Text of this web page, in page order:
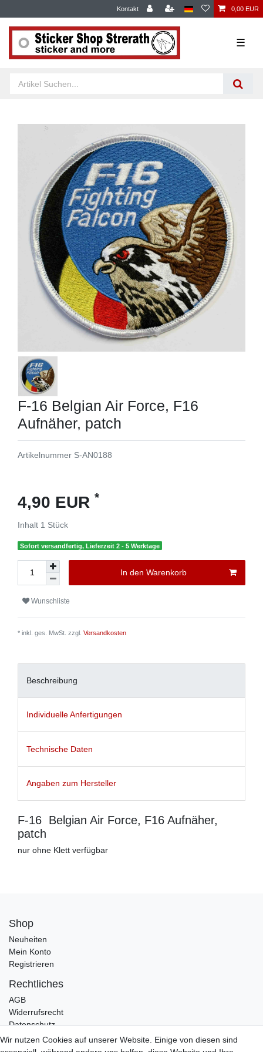
Kontakt 0,00 EUR
☰
F-16 Belgian Air Force, F16
Aufnäher, patch
Artikelnummer S-AN0188
4,90 EUR *
Inhalt 1 Stück
Sofort versandfertig, Lieferzeit 2 - 5 Werktage
In den Warenkorb
Wunschliste
* inkl. ges. MwSt. zzgl. Versandkosten
Beschreibung
Individuelle Anfertigungen
Technische Daten
Angaben zum Hersteller
F-16 Belgian Air Force, F16 Aufnäher,
patch
nur ohne Klett verfügbar
Shop
Neuheiten
Mein Konto
Registrieren
Rechtliches
AGB
Widerrufsrecht
Datenschutz
Impressum
Wir nutzen Cookies auf unserer Website. Einige von diesen sind